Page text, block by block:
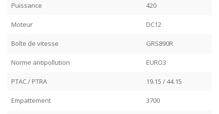
Puissance 420
Moteur DC12
Boîte de vitesse GRS890R
Norme antipollution EURO3
PTAC / PTRA 19.15 / 44.15
Empattement 3700